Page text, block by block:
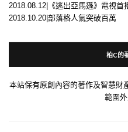
2018.08.12|《逃出亞馬遜》電視首
2018.10.20|部落格人氣突破百萬
柏C的
本站保有原創內容的著作及智慧財
範圍